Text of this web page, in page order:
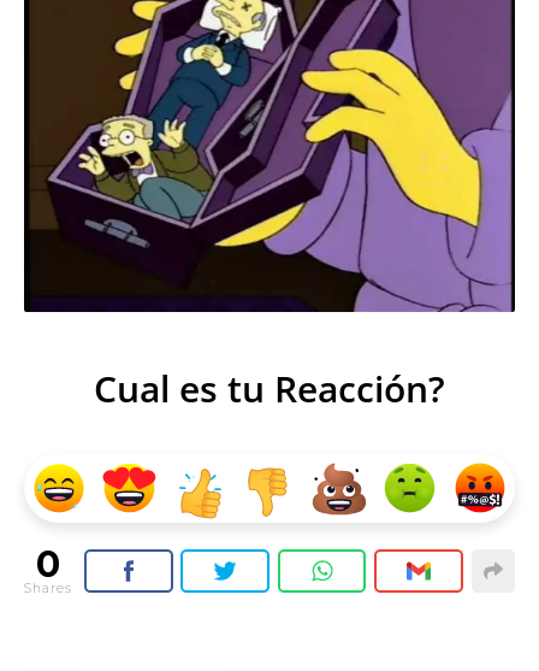
Cual es tu Reacción?
0
Shares